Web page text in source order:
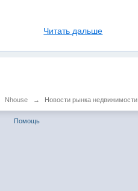
Читать дальше
Nhouse → Новости рынка недвижимости
Помощь